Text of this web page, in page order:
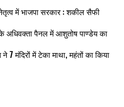
में भाजपा सरकार : शकील सैफी
पैनल में आशुतोष पाण्डेय का
7 मंदिरों में टेका माथा, महंतों का किया